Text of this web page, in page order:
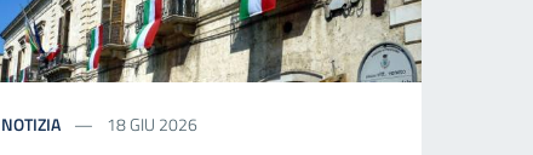
NOTIZIA 18 GIU 2026